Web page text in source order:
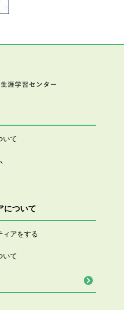
いて
について
ィアをする
いて